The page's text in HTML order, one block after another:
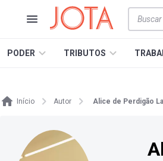
PODER TRIBUTOS
Início Autor Alice de Perdigão